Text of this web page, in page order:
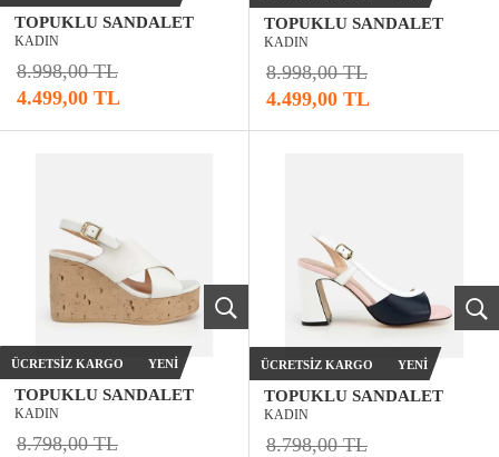
TOPUKLU SANDALET
KADIN
8.998,00 TL
4.499,00 TL
TOPUKLU SANDALET
KADIN
8.998,00 TL
4.499,00 TL
TOPUKLU SANDALET
KADIN
8.798,00 TL
ÜCRETSIZ KARGO YENI
TOPUKLU SANDALET
KADIN
8.798,00 TL
ÜCRETSIZ KARGO YENI